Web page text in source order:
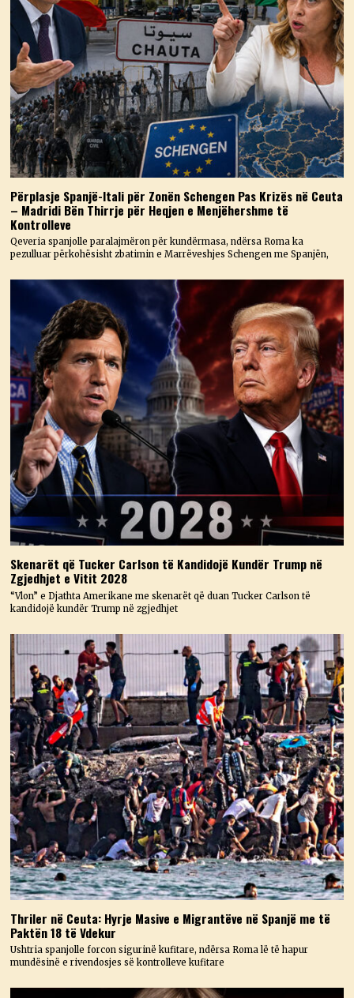
Përplasje Spanjë-Itali për Zonën Schengen Pas Krizës në Ceuta
– Madridi Bën Thirrje për Heqjen e Menjëhershme të
Kontrolleve
Qeveria spanjolle paralajmëron për kundërmasa, ndërsa Roma ka
pezulluar përkohësisht zbatimin e Marrëveshjes Schengen me Spanjën,
Skenarët që Tucker Carlson të Kandidojë Kundër Trump në
Zgjedhjet e Vitit 2028
“Vlon” e Djathta Amerikane me skenarët që duan Tucker Carlson të
kandidojë kundër Trump në zgjedhjet
Thriler në Ceuta: Hyrje Masive e Migrantëve në Spanjë me të
Paktën 18 të Vdekur
Ushtria spanjolle forcon sigurinë kufitare, ndërsa Roma lë të hapur
mundësinë e rivendosjes së kontrolleve kufitare